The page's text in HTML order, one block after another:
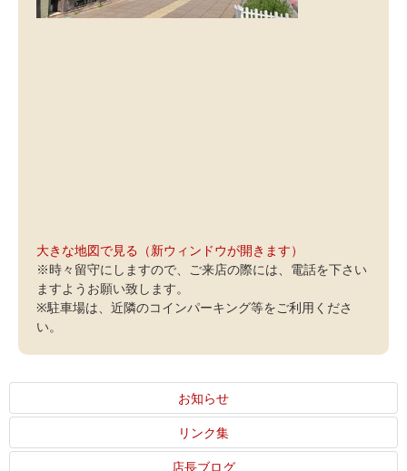
大きな地図で見る（新ウィンドウが開きます）
※時々留守にしますので、ご来店の際には、電話を下さい
ますようお願い致します。
※駐車場は、近隣のコインパーキング等をご利用くださ
い。
お知らせ
リンク集
店長ブログ